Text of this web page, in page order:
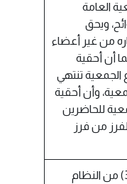
العامة
ويحق
من غير أعضاء
أن أحقية
الجمعية تنتهي
وأن أحقية
للحاضرين
من فرز
استناداً لنص المادة (38) من النظام